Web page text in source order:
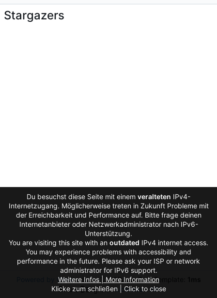
Stargazers
Powered by GiteaVersion: 1.27.0Page:7msTemplate:
Auto
English Licenses API
Du besuchst diese Seite mit einem veralteten IPv4-
Internetzugang. Möglicherweise treten in Zukunft Probleme mit
der Erreichbarkeit und Performance auf. Bitte frage deinen
Internetanbieter oder Netzwerkadministrator nach IPv6-
Unterstützung.
You are visiting this site with an outdated IPv4 internet access.
You may experience problems with accessibility and
performance in the future. Please ask your ISP or network
administrator for IPv6 support.
Weitere Infos | More Information
Klicke zum schließen | Click to close